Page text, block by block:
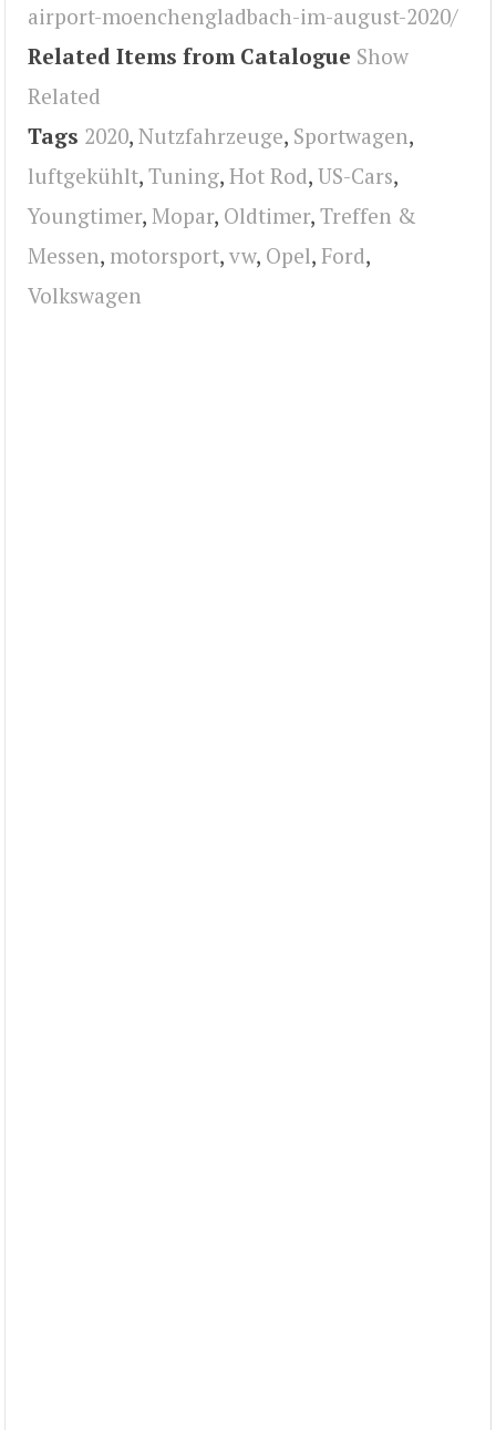
airport-moenchengladbach-im-august-2020/
Related Items from Catalogue Show
Related
Tags 2020, Nutzfahrzeuge, Sportwagen,
luftgekühlt, Tuning, Hot Rod, US-Cars,
Youngtimer, Mopar, Oldtimer, Treffen &
Messen, motorsport, vw, Opel, Ford,
Volkswagen